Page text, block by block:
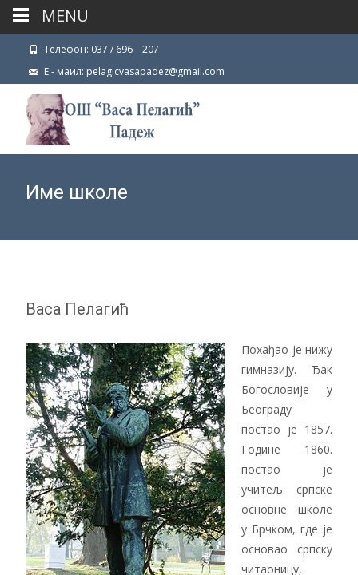
Телефон: 037 / 696 – 207
Е - маил: pelagicvasapadez@gmail.com
Име школе
Васа Пелагић
Похађао је нижу
гимназију. Ђак
Богословије у
Београду
постао је 1857.
Године 1860.
постао је
учитељ српске
основне школе
у Брчком, где је
основао српску
читаоницу,
MENU